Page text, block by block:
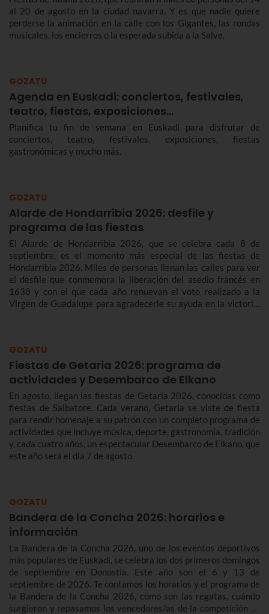
al 20 de agosto en la ciudad navarra. Y es que nadie quiere
perderse la animación en la calle con los Gigantes, las rondas
musicales, los encierros o la esperada subida a la Salve.
GOZATU
Agenda en Euskadi: conciertos, festivales,
teatro, fiestas, exposiciones…
Planifica tu fin de semana en Euskadi para disfrutar de
conciertos, teatro, festivales, exposiciones, fiestas
gastronómicas y mucho más.
GOZATU
Alarde de Hondarribia 2026: desfile y
programa de las fiestas
El Alarde de Hondarribia 2026, que se celebra cada 8 de
septiembre, es el momento más especial de las fiestas de
Hondarribia 2026. Miles de personas llenan las calles para ver
el desfile que conmemora la liberación del asedio francés en
1638 y con el que cada año renuevan el voto realizado a la
Virgen de Guadalupe para agradecerle su ayuda en la victoria.
septiembre.
GOZATU
Fiestas de Getaria 2026: programa de
actividades y Desembarco de Elkano
En agosto, llegan las fiestas de Getaria 2026, conocidas como
fiestas de Salbatore. Cada verano, Getaria se viste de fiesta
para rendir homenaje a su patrón con un completo programa de
actividades que incluye música, deporte, gastronomía, tradición
y, cada cuatro años, un espectacular Desembarco de Elkano, que
este año será el día 7 de agosto.
GOZATU
Bandera de la Concha 2026: horarios e
información
La Bandera de la Concha 2026, uno de los eventos deportivos
más populares de Euskadi, se celebra los dos primeros domingos
de septiembre en Donostia. Este año son el 6 y 13 de
septiembre de 2026. Te contamos los horarios y el programa de
la Bandera de la Concha 2026, cómo son las regatas, cuándo
surgieron y repasamos los vencedores/as de la competición de